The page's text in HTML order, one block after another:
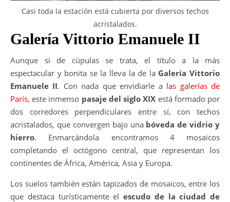
Casi toda la estación está cubierta por diversos techos
acristalados.
Galería Vittorio Emanuele II
Aunque si de cúpulas se trata, el título a la más
espectacular y bonita se la lleva la de la Galería Vittorio
Emanuele II. Con nada que envidiarle a las galerías de
París, este inmenso pasaje del siglo XIX está formado por
dos corredores perpendiculares entre sí, con techos
acristalados, que convergen bajo una bóveda de vidrio y
hierro. Enmarcándola encontramos 4 mosaicos
completando el octógono central, que representan los
continentes de África, América, Asia y Europa.
Los suelos también están tapizados de mosaicos, entre los
que destaca turísticamente el escudo de la ciudad de